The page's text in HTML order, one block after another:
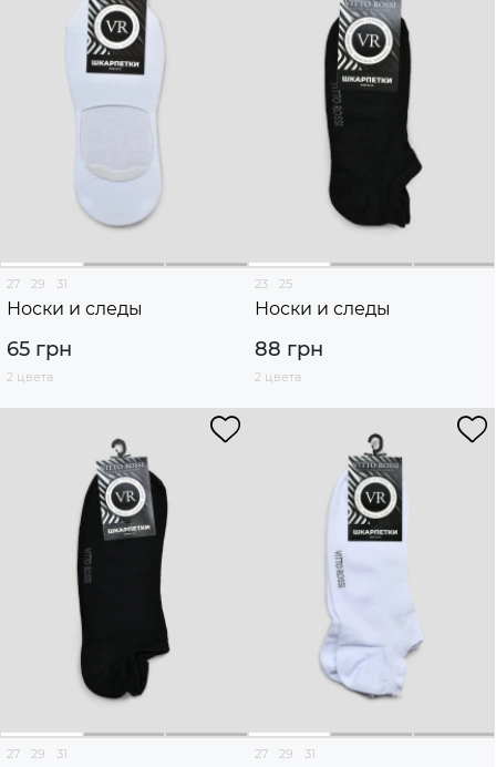
27 29 31
Носки и следы
65 грн
2 цвета
23 25
Носки и следы
88 грн
2 цвета
27 29 31 27 29 31